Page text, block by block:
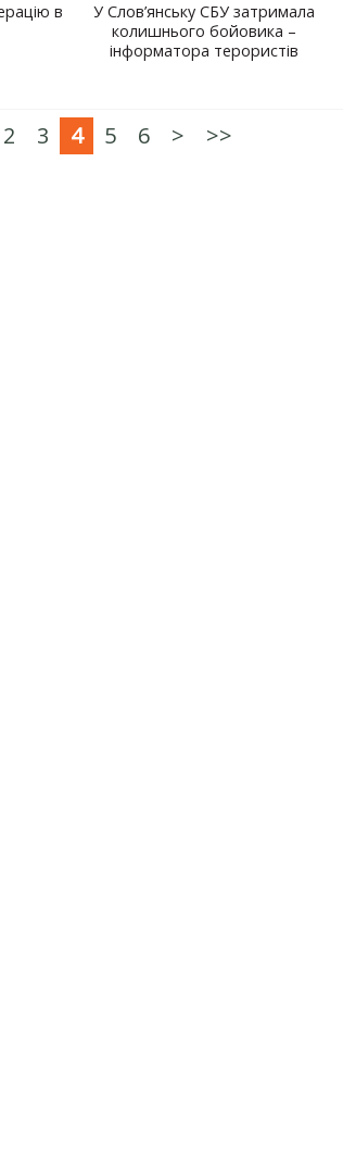
в
У Слов’янську СБУ затримала
колишнього бойовика –
інформатора терористів
2 3 4 5 6 > >>